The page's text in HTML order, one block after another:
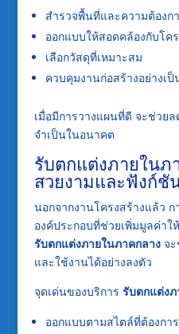
สำรวจพื้นที่และความต้องก
ออกแบบให้สอดคล้องกับโค
เลือกวัสดุที่เหมาะสม
ควบคุมงานก่อสร้างอย่างเ
เมื่อมีการวางแผนที่ดี จะช่วย
จำเป็นในอนาคต
รับตกแต่งภายในภ
สวยงามและฟังก์ชั
นอกจากงานโครงสร้างแล้ว
องค์ประกอบที่ช่วยเพิ่มมูลค่าใ
รับตกแต่งภายในภาคกลางจะ
และใช้งานได้อย่างลงตัว
จุดเด่นของบริการ รับตกแต่ง
ออกแบบตามสไตล์ที่ต้องการ